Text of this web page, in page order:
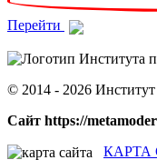
Перейти
© 2014 - 2026 Институт
Сайт https://
КАРТА